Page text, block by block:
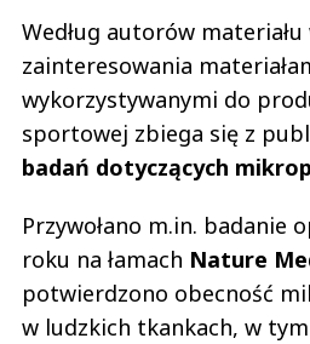
Według autorów
zainteresowania
wykorzystywanymi do
sportowej zbiega się z
badań dotyczących
Przywołano m.in. badanie
roku na łamach Nature
potwierdzono obecność
w ludzkich tkankach, w